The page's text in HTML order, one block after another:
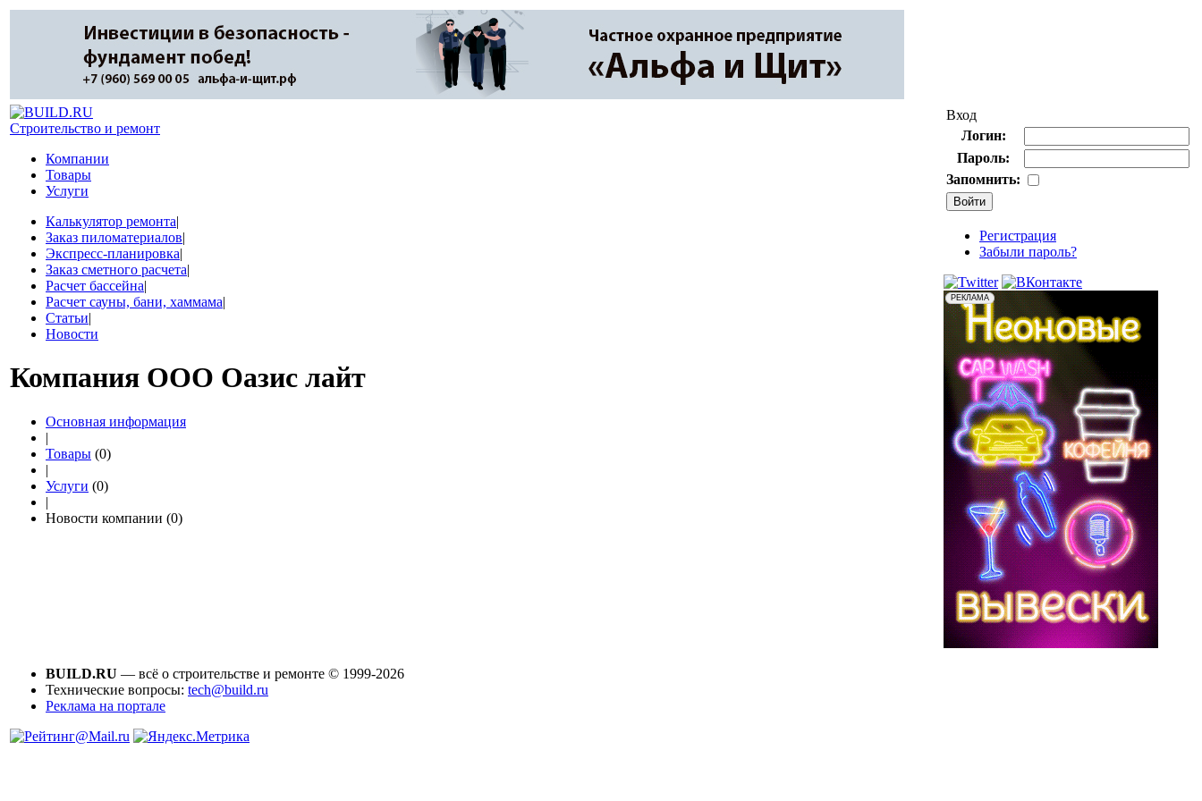
Строительство и ремонт
Компании
Товары
Услуги
Калькулятор ремонта|
Заказ пиломатериалов|
Экспресс-планировка|
Заказ сметного расчета|
Расчет бассейна|
Расчет сауны, бани, хаммама|
Статьи|
Новости
Компания ООО Оазис лайт
Основная информация
|
Товары (0)
|
Услуги (0)
|
Новости компании (0)
Вход
Логин:
Пароль:
Запомнить:
Регистрация
Забыли пароль?
BUILD.RU — всё о строительстве и ремонте © 1999-2026
Технические вопросы: tech@build.ru
Реклама на портале